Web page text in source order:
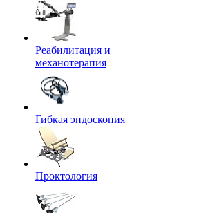
Реабилитация и
механотерапия
Гибкая эндоскопия
Проктология